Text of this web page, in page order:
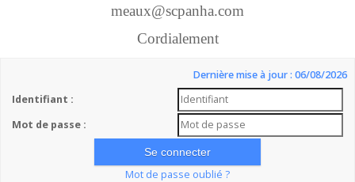
meaux@scpanha.com
Cordialement
Dernière mise à jour : 06/08/2026
Identifiant :
Mot de passe :
Mot de passe oublié ?